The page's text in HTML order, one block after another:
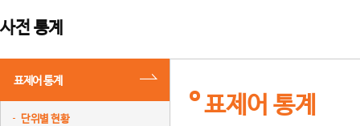
사전 통계
표제어 통계
단위별 현황
표제어 통계